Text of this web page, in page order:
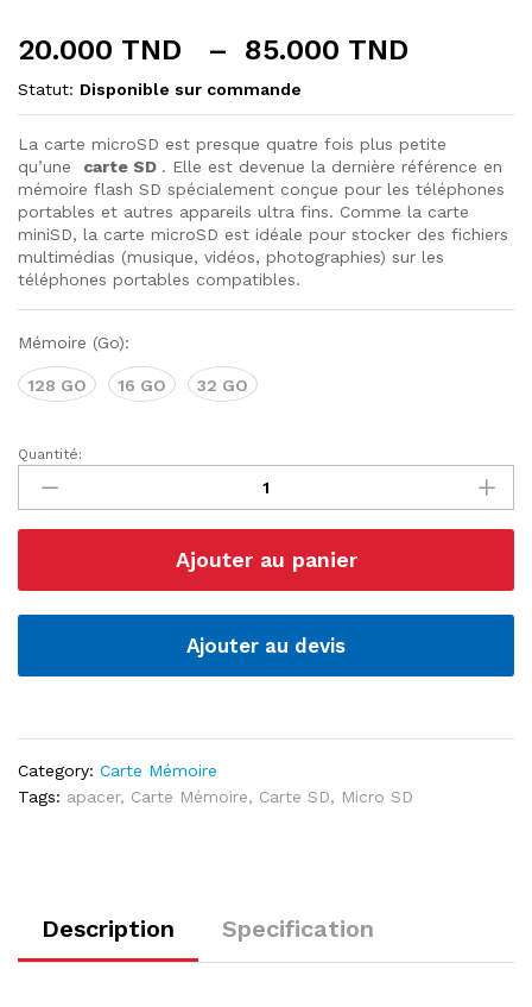
20.000 TND – 85.000 TND
prix :
20.000
à
85.000
Statut: Disponible sur commande
La carte microSD est presque quatre fois plus petite
qu’une carte SD . Elle est devenue la dernière référence en
mémoire flash SD spécialement conçue pour les téléphones
portables et autres appareils ultra fins. Comme la carte
miniSD, la carte microSD est idéale pour stocker des fichiers
multimédias (musique, vidéos, photographies) sur les
téléphones portables compatibles.
Mémoire (Go):
128 GO 16 GO 32 GO
Carte
mémoire
Micro
SD
quantité
Quantité:
Ajouter au panier
Ajouter au devis
Category: Carte Mémoire
Tags: apacer, Carte Mémoire, Carte SD, Micro SD
Description Specification